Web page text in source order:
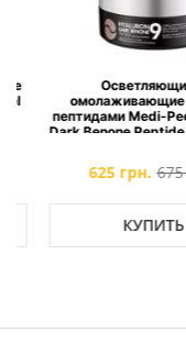
Осветляющие и
омолаживающие
пептидами Medi-Peel
Dark Benone Peptide 9
625 грн. 675
КУПИТЬ